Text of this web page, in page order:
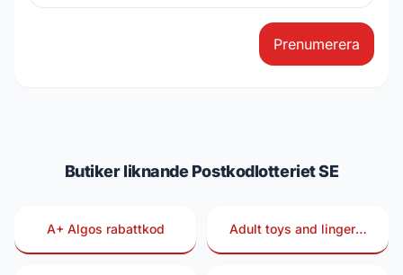
Prenumerera
Butiker liknande Postkodlotteriet SE
A+ Algos rabattkod
Adult toys and lingerie